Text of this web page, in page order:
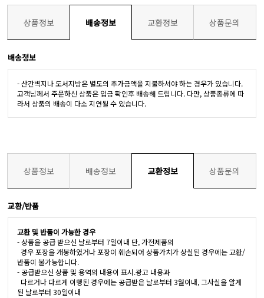
상품정보 배송정보 교환정보 상품문의
배송정보
- 산간벽지나 도서지방은 별도의 추가금액을 지불하셔야 하는 경우가 있습니다.
고객님께서 주문하신 상품은 입금 확인후 배송해 드립니다. 다만, 상품종류에 따
라서 상품의 배송이 다소 지연될 수 있습니다.
상품정보 배송정보 교환정보 상품문의
교환/반품
교환 및 반품이 가능한 경우
- 상품을 공급 받으신 날로부터 7일이내 단, 가전제품의
경우 포장을 개봉하였거나 포장이 훼손되어 상품가치가 상실된 경우에는 교환/
반품이 불가능합니다.
- 공급받으신 상품 및 용역의 내용이 표시.광고 내용과
다르거나 다르게 이행된 경우에는 공급받은 날로부터 3월이내, 그사실을 알게
된 날로부터 30일이내